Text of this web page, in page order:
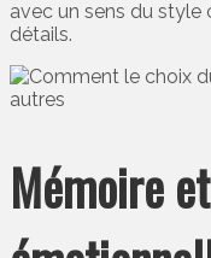
avec un sens du style
détails.
Mémoire